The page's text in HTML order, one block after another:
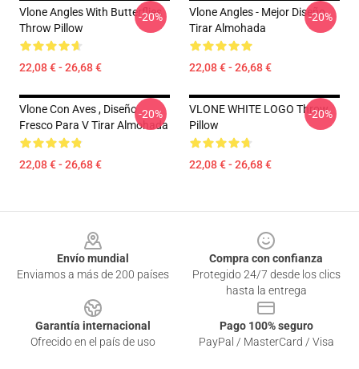
Vlone Angles With Butterflies
Throw Pillow
22,08 € - 26,68 €
-20%
Vlone Angles - Mejor Diseño
Tirar Almohada
22,08 € - 26,68 €
-20%
Vlone Con Aves , Diseño
Fresco Para V Tirar Almohada
22,08 € - 26,68 €
-20%
VLONE WHITE LOGO Throw
Pillow
22,08 € - 26,68 €
-20%
Envío mundial
Enviamos a más de 200 países
Compra con confianza
Protegido 24/7 desde los clics
hasta la entrega
Garantía internacional
Ofrecido en el país de uso
Pago 100% seguro
PayPal / MasterCard / Visa